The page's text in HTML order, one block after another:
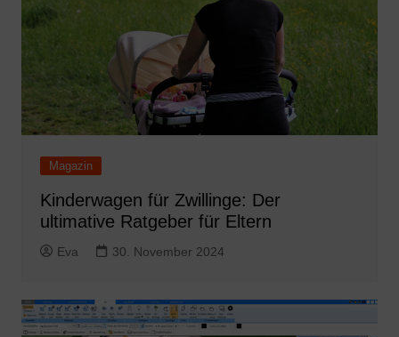
Magazin
Kinderwagen für Zwillinge: Der
ultimative Ratgeber für Eltern
Eva 30. November 2024